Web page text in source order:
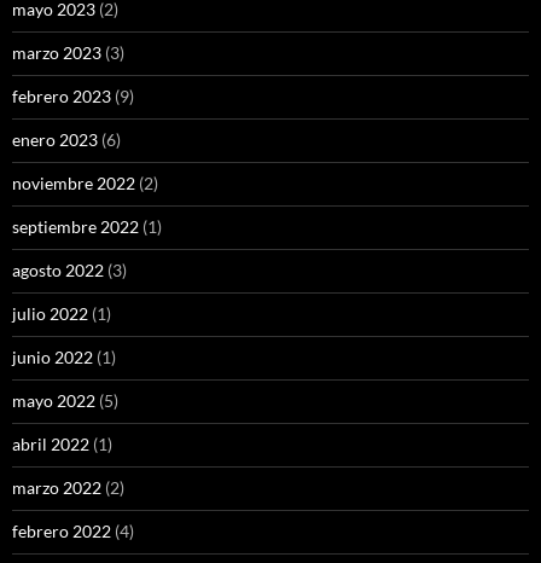
mayo 2023 (2)
marzo 2023 (3)
febrero 2023 (9)
enero 2023 (6)
noviembre 2022 (2)
septiembre 2022 (1)
agosto 2022 (3)
julio 2022 (1)
junio 2022 (1)
mayo 2022 (5)
abril 2022 (1)
marzo 2022 (2)
febrero 2022 (4)